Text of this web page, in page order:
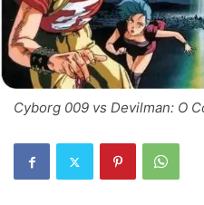
Cyborg 009 vs Devilman: O